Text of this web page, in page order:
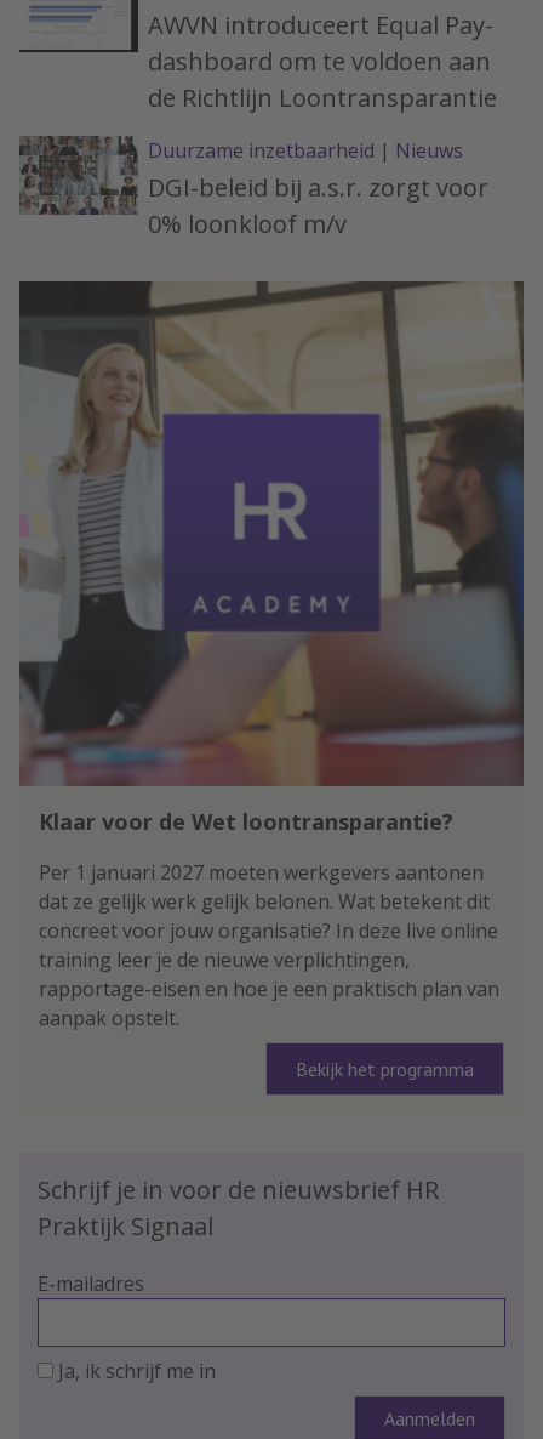
AWVN introduceert Equal Pay-
dashboard om te voldoen aan
de Richtlijn Loontransparantie
Duurzame inzetbaarheid | Nieuws
DGI-beleid bij a.s.r. zorgt voor
0% loonkloof m/v
Klaar voor de Wet loontransparantie?
Per 1 januari 2027 moeten werkgevers aantonen
dat ze gelijk werk gelijk belonen. Wat betekent dit
concreet voor jouw organisatie? In deze live online
training leer je de nieuwe verplichtingen,
rapportage-eisen en hoe je een praktisch plan van
aanpak opstelt.
Bekijk het programma
Schrijf je in voor de nieuwsbrief HR
Praktijk Signaal
E-mailadres
Ja, ik schrijf me in